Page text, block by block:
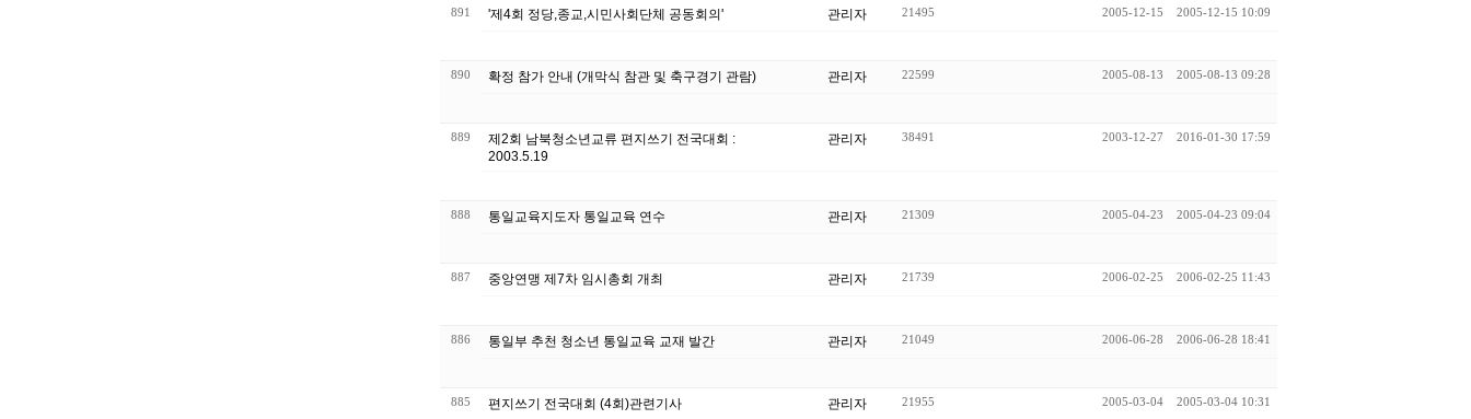
891 '제4회 정당,종교,시민사회단체 공동회의' 관리자 21495 2005-12-15 2005-12-15 10:09
890 확정 참가 안내 (개막식 참관 및 축구경기 관람) 관리자 22599 2005-08-13 2005-08-13 09:28
889
제2회 남북청소년교류 편지쓰기 전국대회 :
2003.5.19
관리자 38491 2003-12-27 2016-01-30 17:59
888 통일교육지도자 통일교육 연수 관리자 21309 2005-04-23 2005-04-23 09:04
887 중앙연맹 제7차 임시총회 개최 관리자 21739 2006-02-25 2006-02-25 11:43
886 통일부 추천 청소년 통일교육 교재 발간 관리자 21049 2006-06-28 2006-06-28 18:41
885 편지쓰기 전국대회 (4회)관련기사 관리자 21955 2005-03-04 2005-03-04 10:31